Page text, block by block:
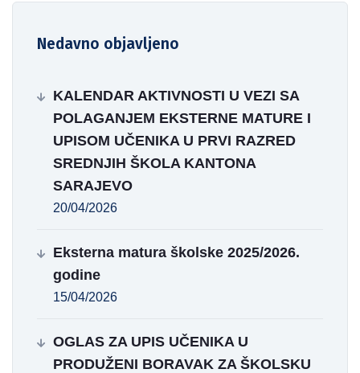
Nedavno objavljeno
KALENDAR AKTIVNOSTI U VEZI SA
POLAGANJEM EKSTERNE MATURE I
UPISOM UČENIKA U PRVI RAZRED
SREDNJIH ŠKOLA KANTONA
SARAJEVO
20/04/2026
Eksterna matura školske 2025/2026.
godine
15/04/2026
OGLAS ZA UPIS UČENIKA U
PRODUŽENI BORAVAK ZA ŠKOLSKU